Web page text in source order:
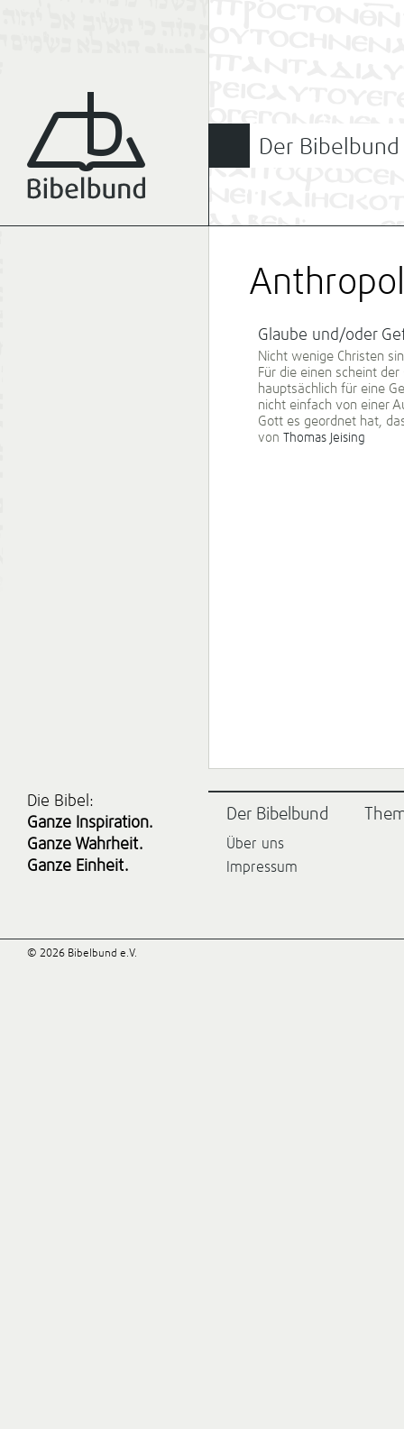
Der Bibelbund
Glaube und/oder
Nicht wenige Christen
Für die einen scheint
hauptsächlich für eine
nicht einfach von einer
Gott es geordnet hat,
von Thomas Jeising
Die Bibel:
Ganze Inspiration.
Ganze Wahrheit.
Ganze Einheit.
Der Bibelbund
Über uns
Impressum
© 2026 Bibelbund e.V.